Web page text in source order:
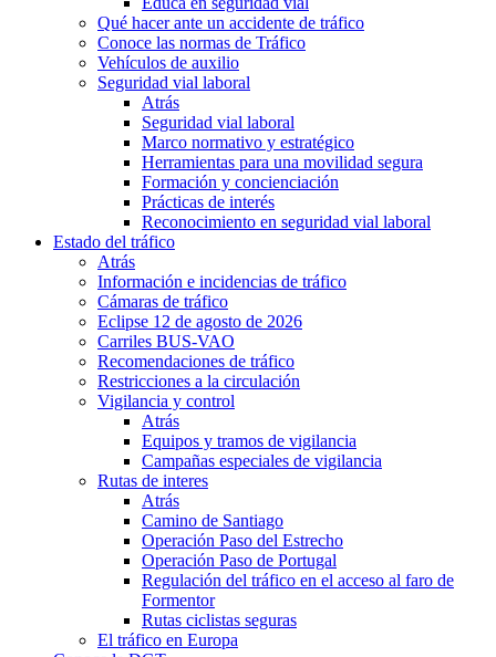
Qué hacer ante un accidente de tráfico
Conoce las normas de Tráfico
Vehículos de auxilio
Seguridad vial laboral
Atrás
Seguridad vial laboral
Marco normativo y estratégico
Herramientas para una movilidad segura
Formación y concienciación
Prácticas de interés
Reconocimiento en seguridad vial laboral
Estado del tráfico
Atrás
Información e incidencias de tráfico
Cámaras de tráfico
Eclipse 12 de agosto de 2026
Carriles BUS-VAO
Recomendaciones de tráfico
Restricciones a la circulación
Vigilancia y control
Atrás
Equipos y tramos de vigilancia
Campañas especiales de vigilancia
Rutas de interes
Atrás
Camino de Santiago
Operación Paso del Estrecho
Operación Paso de Portugal
Regulación del tráfico en el acceso al faro de
Formentor
Rutas ciclistas seguras
El tráfico en Europa